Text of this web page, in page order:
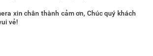
xin chân thành cảm ơn, Chúc quý khách
vẻ!